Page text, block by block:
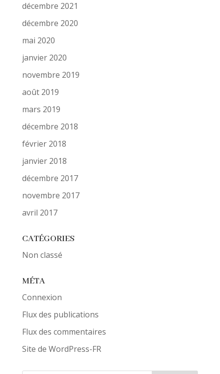
décembre 2021
décembre 2020
mai 2020
janvier 2020
novembre 2019
août 2019
mars 2019
décembre 2018
février 2018
janvier 2018
décembre 2017
novembre 2017
avril 2017
CATÉGORIES
Non classé
MÉTA
Connexion
Flux des publications
Flux des commentaires
Site de WordPress-FR